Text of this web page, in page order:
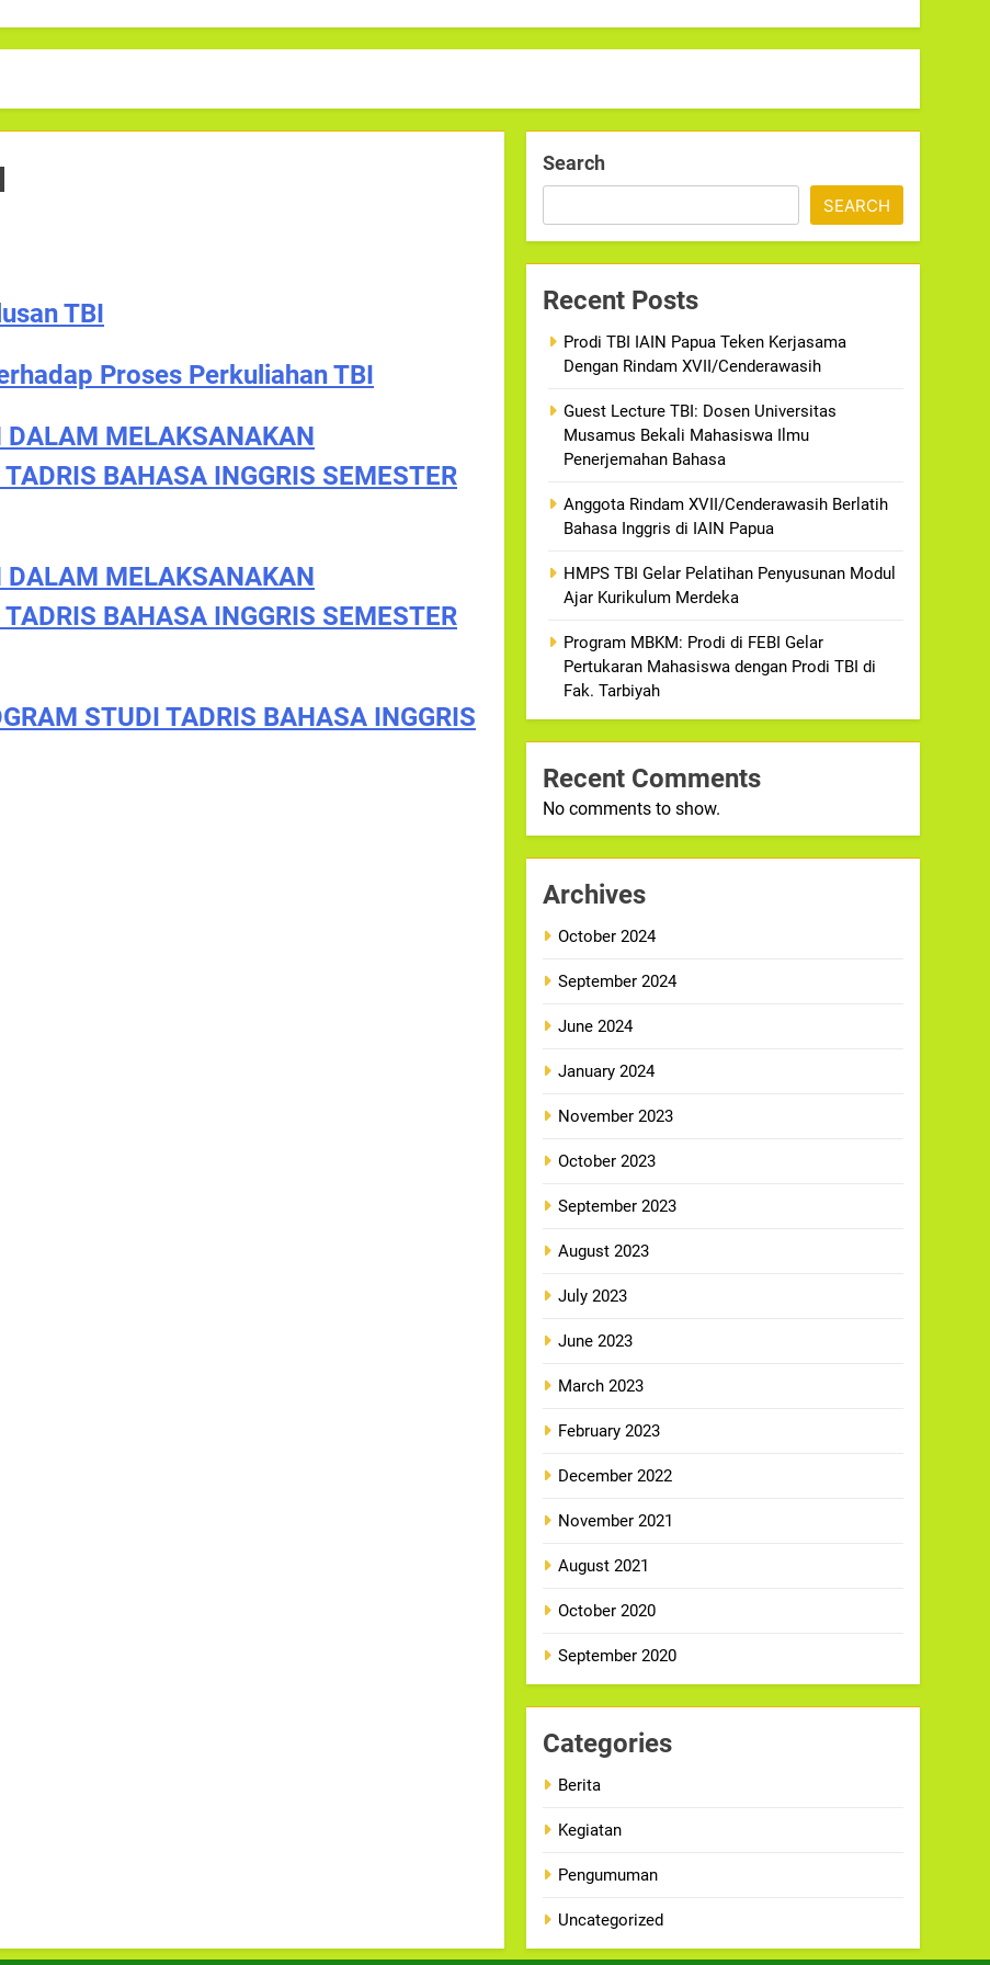
TBI
Proses Perkuliahan TBI
DALAM MELAKSANAKAN
BAHASA INGGRIS SEMESTER
DALAM MELAKSANAKAN
BAHASA INGGRIS SEMESTER
STUDI TADRIS BAHASA INGGRIS
Search
SEARCH
Recent Posts
Prodi TBI IAIN Papua Teken Kerjasama
Dengan Rindam XVII/Cenderawasih
Guest Lecture TBI: Dosen Universitas
Musamus Bekali Mahasiswa Ilmu
Penerjemahan Bahasa
Anggota Rindam XVII/Cenderawasih Berlatih
Bahasa Inggris di IAIN Papua
HMPS TBI Gelar Pelatihan Penyusunan Modul
Ajar Kurikulum Merdeka
Program MBKM: Prodi di FEBI Gelar
Pertukaran Mahasiswa dengan Prodi TBI di
Fak. Tarbiyah
Recent Comments
No comments to show.
Archives
October 2024
September 2024
June 2024
January 2024
November 2023
October 2023
September 2023
August 2023
July 2023
June 2023
March 2023
February 2023
December 2022
November 2021
August 2021
October 2020
September 2020
Categories
Berita
Kegiatan
Pengumuman
Uncategorized